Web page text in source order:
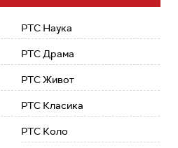
РТС Наука
РТС Драма
РТС Живот
РТС Класика
РТС Коло